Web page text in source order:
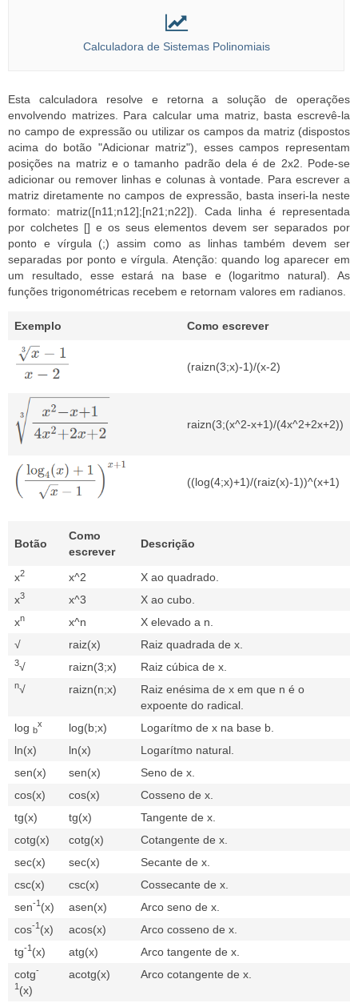
Calculadora de Sistemas Polinomiais
Esta calculadora resolve e retorna a solução de operações
envolvendo matrizes. Para calcular uma matriz, basta escrevê-la
no campo de expressão ou utilizar os campos da matriz (dispostos
acima do botão "Adicionar matriz"), esses campos representam
posições na matriz e o tamanho padrão dela é de 2x2. Pode-se
adicionar ou remover linhas e colunas à vontade. Para escrever a
matriz diretamente no campos de expressão, basta inseri-la neste
formato: matriz([n11;n12];[n21;n22]). Cada linha é representada
por colchetes [] e os seus elementos devem ser separados por
ponto e vírgula (;) assim como as linhas também devem ser
separadas por ponto e vírgula. Atenção: quando log aparecer em
um resultado, esse estará na base e (logaritmo natural). As
funções trigonométricas recebem e retornam valores em radianos.
Exemplo Como escrever
(raizn(3;x)-1)/(x-2)
raizn(3;(x^2-x+1)/(4x^2+2x+2))
((log(4;x)+1)/(raiz(x)-1))^(x+1)
Botão
Como
escrever
Descrição
x2 x^2
X ao quadrado.
x3 x^3
X ao cubo.
xn x^n
X elevado a n.
√
raiz(x) Raiz quadrada de x.
3√ raizn(3;x) Raiz cúbica de x.
n√ raizn(n;x)
Raiz enésima de x em que n é o
expoente do radical.
log b
x log(b;x)
Logarítmo de x na base b.
ln(x)
ln(x)
Logarítmo natural.
sen(x)
sen(x)
Seno de x.
cos(x)
cos(x)
Cosseno de x.
tg(x)
tg(x)
Tangente de x.
cotg(x)
cotg(x)
Cotangente de x.
sec(x)
sec(x)
Secante de x.
csc(x)
csc(x)
Cossecante de x.
sen-1 (x) asen(x)
Arco seno de x.
cos-1 (x) acos(x)
Arco cosseno de x.
tg-1 (x) atg(x)
Arco tangente de x.
cotg-
1 (x)
acotg(x) Arco cotangente de x.